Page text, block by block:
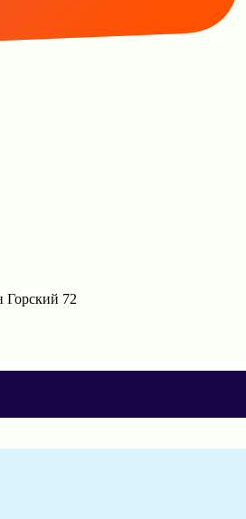
Горский 72